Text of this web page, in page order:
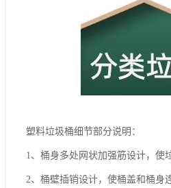
塑料垃圾桶细节部分说明：
1、桶身多处网状加强筋设计，使
2、桶壁插销设计，使桶盖和桶身